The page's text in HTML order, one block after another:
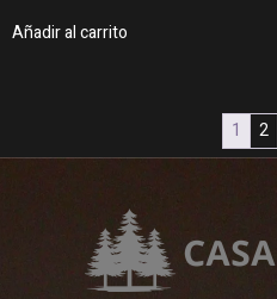
Añadir al carrito
1 2